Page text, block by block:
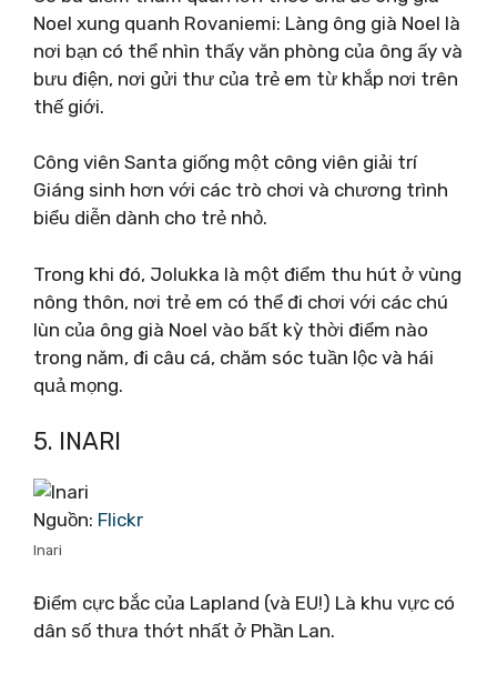
Noel xung quanh Rovaniemi: Làng ông già Noel là
nơi bạn có thể nhìn thấy văn phòng của ông ấy và
bưu điện, nơi gửi thư của trẻ em từ khắp nơi trên
thế giới.
Công viên Santa giống một công viên giải trí
Giáng sinh hơn với các trò chơi và chương trình
biểu diễn dành cho trẻ nhỏ.
Trong khi đó, Jolukka là một điểm thu hút ở vùng
nông thôn, nơi trẻ em có thể đi chơi với các chú
lùn của ông già Noel vào bất kỳ thời điểm nào
trong năm, đi câu cá, chăm sóc tuần lộc và hái
quả mọng.
5. INARI
Nguồn: Flickr
Inari
Điểm cực bắc của Lapland (và EU!) Là khu vực có
dân số thưa thớt nhất ở Phần Lan.